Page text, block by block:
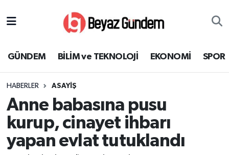
GÜNDEM BİLİM ve TEKNOLOJİ EKONOMİ SPOR
HABERLER ASAYİŞ
Anne babasına pusu
kurup, cinayet ihbarı
yapan evlat tutuklandı
EKONOMİ
SAĞLIK
Süper Lig Puan Durumu ve Fikstür
Tüm Manşetler
Son Dakika Haberleri